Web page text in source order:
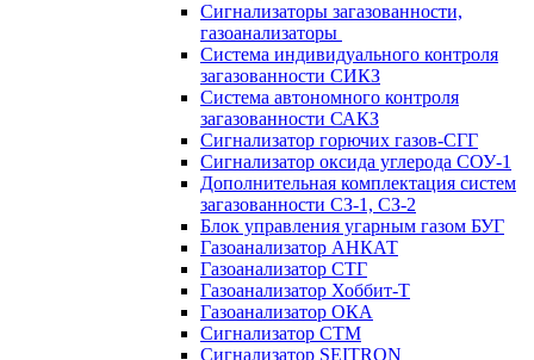
Сигнализаторы загазованности,
газоанализаторы
Система индивидуального контроля
загазованности СИКЗ
Система автономного контроля
загазованности САКЗ
Сигнализатор горючих газов-СГГ
Сигнализатор оксида углерода СОУ-1
Дополнительная комплектация систем
загазованности СЗ-1, СЗ-2
Блок управления угарным газом БУГ
Газоанализатор АНКАТ
Газоанализатор СТГ
Газоанализатор Хоббит-Т
Газоанализатор ОКА
Сигнализатор СТМ
Сигнализатор SEITRON